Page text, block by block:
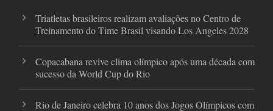
Triatletas brasileiros realizam avaliações no Centro de
Treinamento do Time Brasil visando Los Angeles 2028
Copacabana revive clima olímpico após uma década com
sucesso da World Cup do Rio
Rio de Janeiro celebra 10 anos dos Jogos Olímpicos com